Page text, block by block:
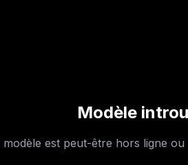
Modèle
modèle est peut-être hors ligne